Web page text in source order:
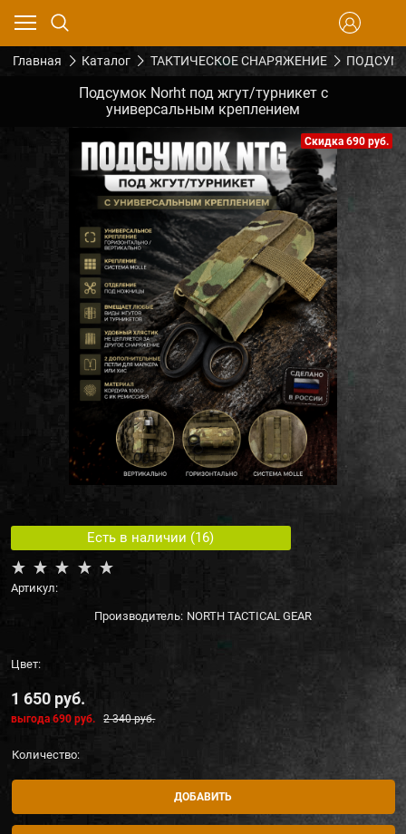
Главная Каталог ТАКТИЧЕСКОЕ СНАРЯЖЕНИЕ
Подсумок Norht под жгут/турникет с
универсальным креплением
Скидка 690 руб.
Есть в наличии (16)
Артикул:
Производитель: NORTH TACTICAL GEAR
Цвет:
2 340 руб.
1 650 руб.
выгода 690 руб.
Количество:
ДОБАВИТЬ